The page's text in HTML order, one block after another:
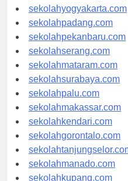
sekolahsemarang.com
sekolahyogyakarta.com
sekolahpadang.com
sekolahpekanbaru.com
sekolahserang.com
sekolahmataram.com
sekolahsurabaya.com
sekolahpalu.com
sekolahmakassar.com
sekolahkendari.com
sekolahgorontalo.com
sekolahtanjungselor.com
sekolahmanado.com